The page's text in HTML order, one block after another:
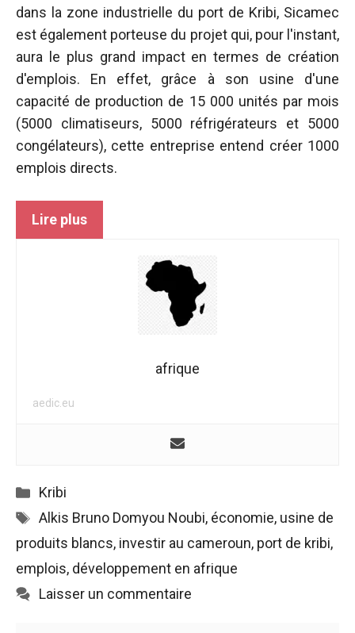
dans la zone industrielle du port de Kribi, Sicamec
est également porteuse du projet qui, pour l'instant,
aura le plus grand impact en termes de création
d'emplois. En effet, grâce à son usine d'une
capacité de production de 15 000 unités par mois
(5000 climatiseurs, 5000 réfrigérateurs et 5000
congélateurs), cette entreprise entend créer 1000
emplois directs.
Lire plus
afrique
aedic.eu
Catégories
Kribi
Étiquettes
Alkis Bruno Domyou Noubi, économie, usine de
produits blancs, investir au cameroun, port de kribi,
emplois, développement en afrique
Laisser un commentaire